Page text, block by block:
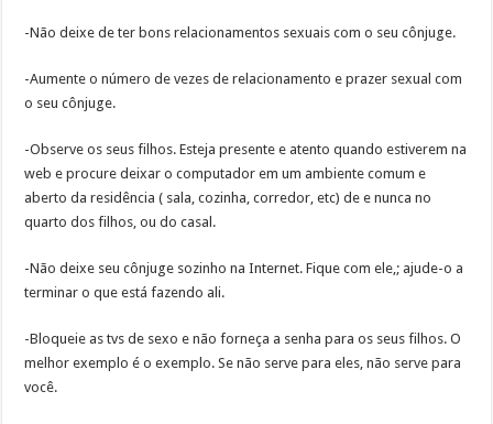
-Não deixe de ter bons relacionamentos sexuais com o seu cônjuge.
-Aumente o número de vezes de relacionamento e prazer sexual com
o seu cônjuge.
-Observe os seus filhos. Esteja presente e atento quando estiverem na
web e procure deixar o computador em um ambiente comum e
aberto da residência ( sala, cozinha, corredor, etc) de e nunca no
quarto dos filhos, ou do casal.
-Não deixe seu cônjuge sozinho na Internet. Fique com ele,; ajude-o a
terminar o que está fazendo ali.
-Bloqueie as tvs de sexo e não forneça a senha para os seus filhos. O
melhor exemplo é o exemplo. Se não serve para eles, não serve para
você.